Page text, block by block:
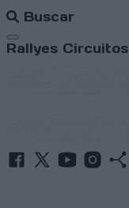
Buscar
Abrir menú
Rallyes Circuitos